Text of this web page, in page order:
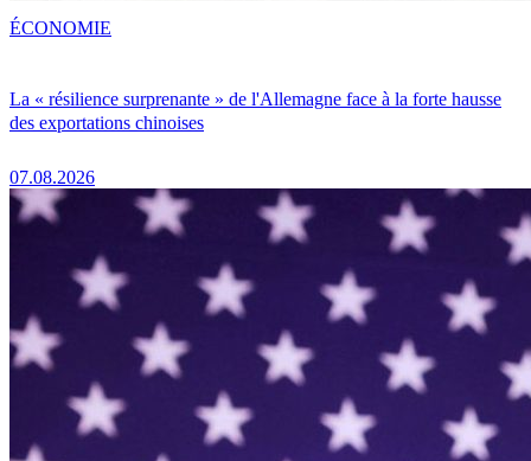
La « résilience surprenante » de l'Allemagne face à la forte hausse
des exportations chinoises
07.08.2026
ÉCONOMIE